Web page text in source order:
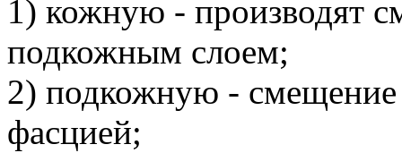
1) кожную - производят
подкожным слоем;
2) подкожную -
фасцией;